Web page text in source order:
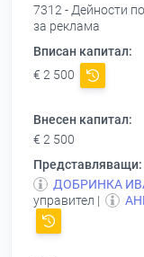
7312 - Дейности
за реклама
Вписан капитал:
€ 2 500
Внесен капитал:
€ 2 500
Представляващи:
ДОБРИНКА
управител |